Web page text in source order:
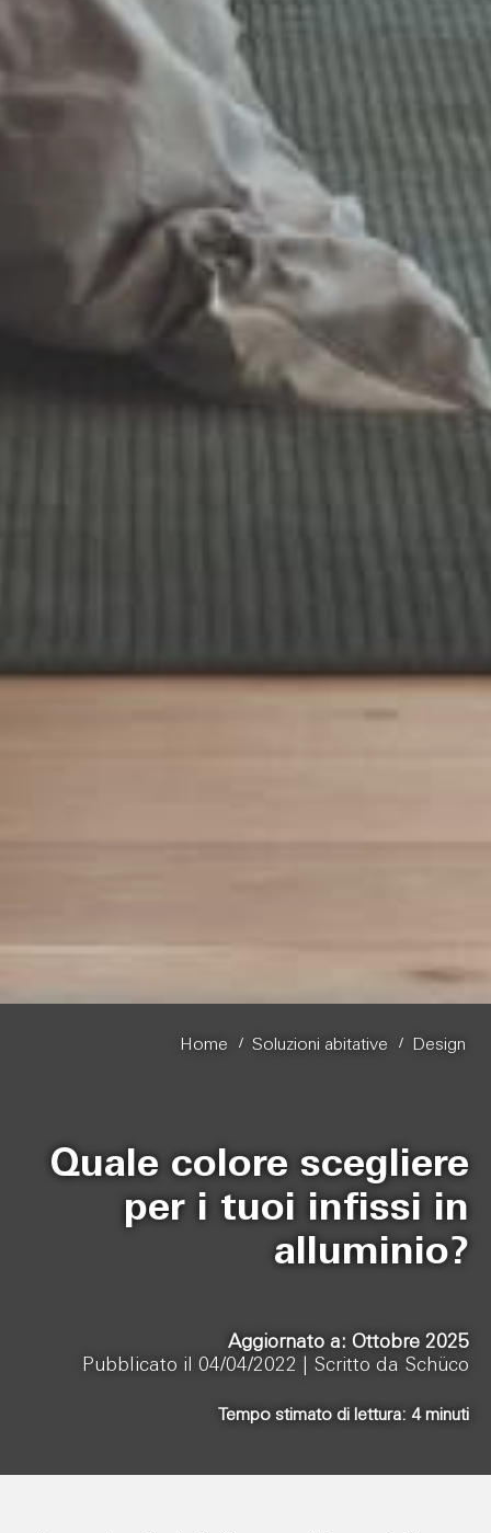
Home / Soluzioni abitative / Design
Quale colore scegliere
per i tuoi infissi in
alluminio?
Aggiornato a: Ottobre 2025
Pubblicato il 04/04/2022 | Scritto da Schüco
Tempo stimato di lettura: 4 minuti